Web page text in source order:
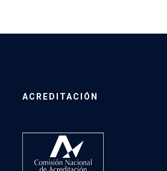
ACREDITACIÓN